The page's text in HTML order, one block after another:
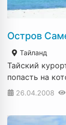
Остров
Тайланд
Тайский
попасть на
26.04.2008